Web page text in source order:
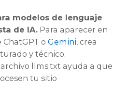
modelos de lenguaje
de IA.Para aparecer en
o Gemini, crea
y técnico.
llms.txt ayuda a que
tu sitio